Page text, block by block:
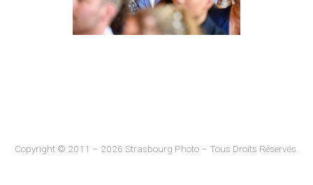
Copyright © 2011 – 2026 Strasbourg Photo – Tous Droits Réservés.